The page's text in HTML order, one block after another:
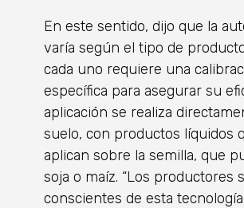
En este sentido, dijo que la
varía según el tipo de
cada uno requiere una
específica para asegurar su
aplicación se realiza
suelo, con productos líquidos
aplican sobre la semilla, que
soja o maíz. “Los productores
conscientes de esta